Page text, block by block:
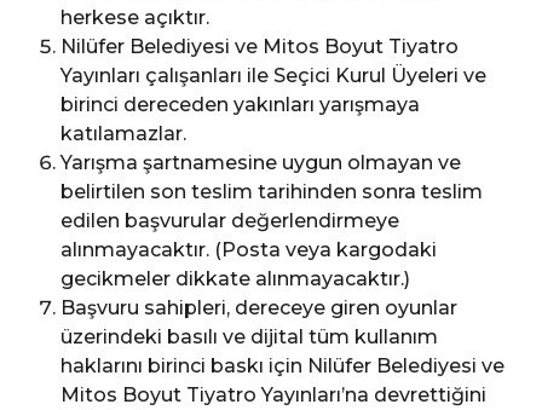
herkese açıktır.
Nilüfer Belediyesi ve Mitos Boyut Tiyatro
Yayınları çalışanları ile Seçici Kurul Üyeleri ve
birinci dereceden yakınları yarışmaya
katılamazlar.
Yarışma şartnamesine uygun olmayan ve
belirtilen son teslim tarihinden sonra teslim
edilen başvurular değerlendirmeye
alınmayacaktır. (Posta veya kargodaki
gecikmeler dikkate alınmayacaktır.)
Başvuru sahipleri, dereceye giren oyunlar
üzerindeki basılı ve dijital tüm kullanım
haklarını birinci baskı için Nilüfer Belediyesi ve
Mitos Boyut Tiyatro Yayınları’na devrettiğini